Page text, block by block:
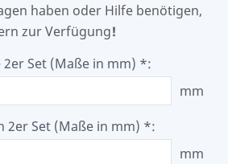
haben oder Hilfe benötigen,
zur Verfügung!
Set (Maße in mm) *:
mm
2er Set (Maße in mm) *:
mm